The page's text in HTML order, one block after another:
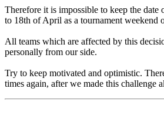
Therefore it is impossible to keep the date
to 18th of April as a tournament weekend
All teams which are affected by this
personally from our side.
Try to keep motivated and optimistic.
times again, after we made this challenge